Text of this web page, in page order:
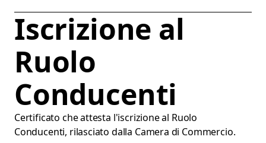
Iscrizione al
Ruolo
Conducenti
Certificato che attesta l'iscrizione al Ruolo
Conducenti, rilasciato dalla Camera di Commercio.